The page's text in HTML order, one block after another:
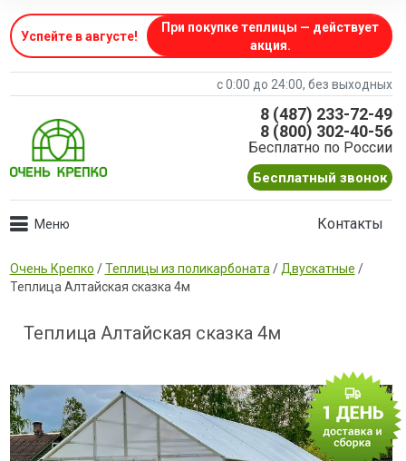
Успейте в августе!
При покупке теплицы — действует
акция.
с 0:00 до 24:00, без выходных
8 (487) 233-72-49
8 (800) 302-40-56
Бесплатно по России
Бесплатный звонок
Контакты
Очень Крепко /Теплицы из поликарбоната / Двускатные /
Теплица Алтайская сказка 4м
Теплица Алтайская сказка 4м